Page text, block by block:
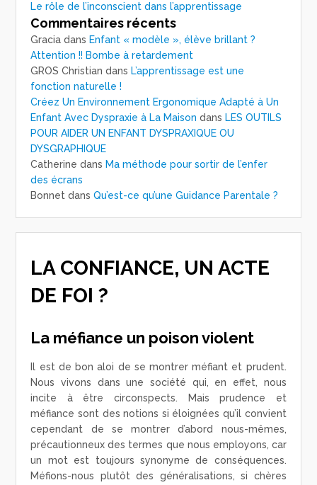
Le rôle de l’inconscient dans l’apprentissage
Commentaires récents
Gracia dans Enfant « modèle », élève brillant ?
Attention !! Bombe à retardement
GROS Christian dans L’apprentissage est une
fonction naturelle !
Créez Un Environnement Ergonomique Adapté à Un
Enfant Avec Dyspraxie à La Maison dans LES OUTILS
POUR AIDER UN ENFANT DYSPRAXIQUE OU
DYSGRAPHIQUE
Catherine dans Ma méthode pour sortir de l’enfer
des écrans
Bonnet dansQu’est-ce qu’une Guidance Parentale ?
LA CONFIANCE, UN ACTE
DE FOI ?
La méfiance un poison violent
Il est de bon aloi de se montrer méfiant et prudent.
Nous vivons dans une société qui, en effet, nous
incite à être circonspects. Mais prudence et
méfiance sont des notions si éloignées qu’il convient
cependant de se montrer d’abord nous-mêmes,
précautionneux des termes que nous employons, car
un mot est toujours synonyme de conséquences.
Méfions-nous plutôt des généralisations, si chères